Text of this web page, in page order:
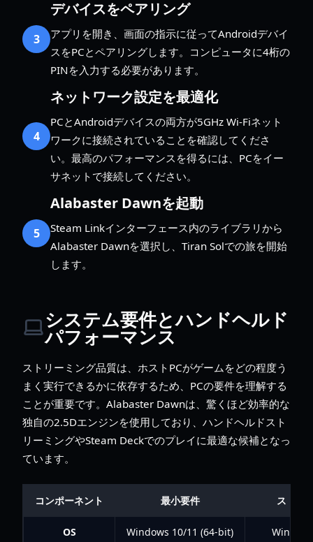
3
デバイスをペアリング
アプリを開き、画面の指示に従ってAndroidデバイ
スをPCとペアリングします。コンピュータに4桁の
PINを入力する必要があります。
4
ネットワーク設定を最適化
PCとAndroidデバイスの両方が5GHz Wi-Fiネット
ワークに接続されていることを確認してくださ
い。最高のパフォーマンスを得るには、PCをイー
サネットで接続してください。
5
Alabaster Dawnを起動
Steam Linkインターフェース内のライブラリから
Alabaster Dawnを選択し、Tiran Solでの旅を開始
します。
システム要件とハンドヘルド
パフォーマンス
ストリーミング品質は、ホストPCがゲームをどの程度う
まく実行できるかに依存するため、PCの要件を理解する
ことが重要です。Alabaster Dawnは、驚くほど効率的な
独自の2.5Dエンジンを使用しており、ハンドヘルドスト
リーミングやSteam Deckでのプレイに最適な候補となっ
ています。
コンポーネント 最小要件 ストリ
OS Windows 10/11 (64-bit)